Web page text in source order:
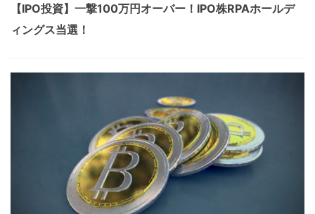
【IPO投資】一撃100万円オーバー！IPO株RPAホールデ
ィングス当選！